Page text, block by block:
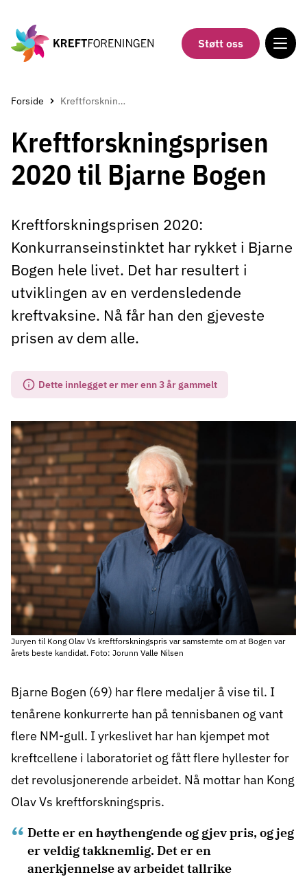
hovedinnholdet
Støtt oss
Forside Kreftforskningsprisen 2020 til Bjarne Bogen
Kreftforskningsprisen
2020 til Bjarne Bogen
Kreftforskningsprisen 2020:
Konkurranseinstinktet har rykket i Bjarne
Bogen hele livet. Det har resultert i
utviklingen av en verdensledende
kreftvaksine. Nå får han den gjeveste
prisen av dem alle.
Dette innlegget er mer enn 3 år gammelt
Juryen til Kong Olav Vs kreftforskningspris var samstemte om at Bogen var
årets beste kandidat. Foto: Jorunn Valle Nilsen
Bjarne Bogen (69) har flere medaljer å vise til. I
tenårene konkurrerte han på tennisbanen og vant
flere NM-gull. I yrkeslivet har han kjempet mot
kreftcellene i laboratoriet og fått flere hyllester for
det revolusjonerende arbeidet. Nå mottar han Kong
Olav Vs kreftforskningspris.
Dette er en høythengende og gjev pris, og jeg
er veldig takknemlig. Det er en
anerkjennelse av arbeidet tallrike